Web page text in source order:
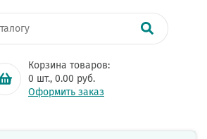
Корзина товаров:
0 шт., 0.00 руб.
Оформить заказ